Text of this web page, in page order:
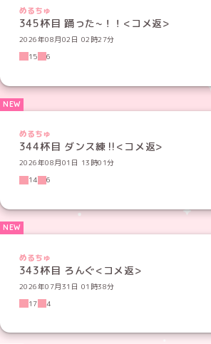
めるちゅ
345杯目 踊った~！！<コメ返>
2026年08月02日 02時27分
15
6
めるちゅ
344杯目 ダンス練‼️<コメ返>
2026年08月01日 13時01分
14
6
めるちゅ
343杯目 ろんぐ<コメ返>
2026年07月31日 01時38分
17
4